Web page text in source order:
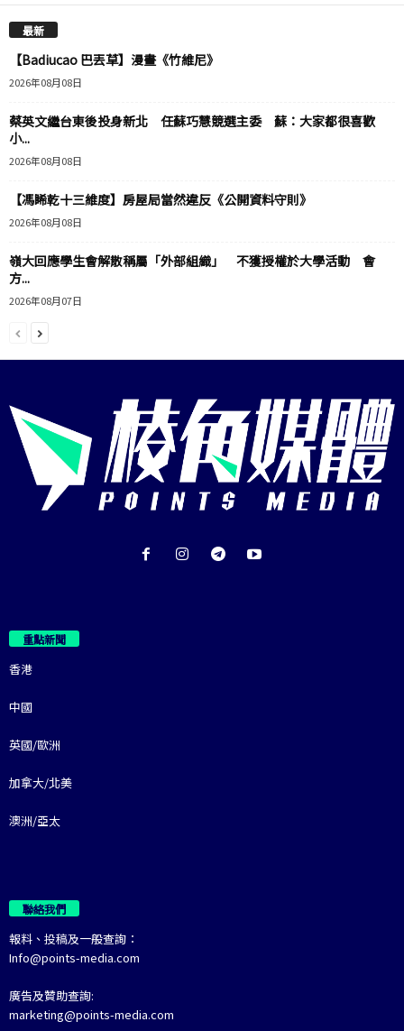
最新
【Badiucao 巴丟草】漫畫《竹維尼》
2026年08月08日
蔡英文繼台東後投身新北 任蘇巧慧競選主委 蘇：大家都很喜歡
小...
2026年08月08日
【馮睎乾十三維度】房屋局當然違反《公開資料守則》
2026年08月08日
嶺大回應學生會解散稱屬「外部組織」 不獲授權於大學活動 會
方...
2026年08月07日
重點新聞
香港
中國
英國/歐洲
加拿大/北美
澳洲/亞太
聯絡我們
報料、投稿及一般查詢：
Info@points-media.com
廣告及贊助查詢:
marketing@points-media.com